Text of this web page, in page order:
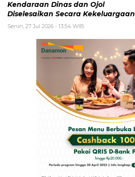
Kendaraan Dinas dan Ojol
Diselesaikan Secara Kekeluargaan
Senin, 27 Jul 2026 - 13:54 WIB